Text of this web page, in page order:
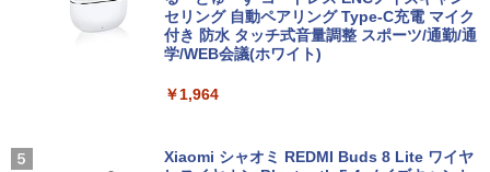
Office メーカーおまかせ 中古 パソコン
中古pc
＼11日まで限定価格／【楽天1位】ノー
Pixio ゲーミングモニター 27インチ WQ
t IPSパネル ブルー ピンク ゲーム モニタ
プレイ テレワーク ピクシオ 公式 【最大
阿部幸大 ]
セリング 自動ペアリング Type-C充電 マイク
付き 防水 タッチ式音量調整 スポーツ/通勤/通
学/WEB会議(ホワイト)
￥1,964
Xiaomi シャオミ REDMI Buds 8 Lite ワイヤ